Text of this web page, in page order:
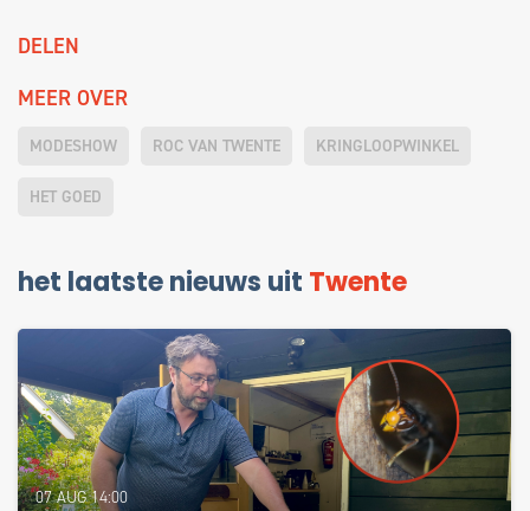
DELEN
MEER OVER
MODESHOW ROC VAN TWENTE KRINGLOOPWINKEL
HET GOED
het laatste nieuws uit Twente
07 AUG 14:00